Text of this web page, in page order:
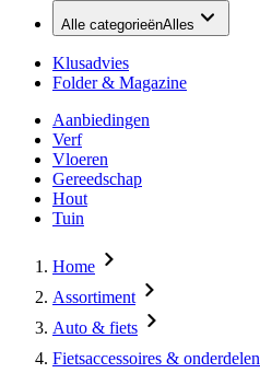
Alle categorieënAlles
Klusadvies
Folder & Magazine
Aanbiedingen
Verf
Vloeren
Gereedschap
Hout
Tuin
Home
Assortiment
Auto & fiets
Fietsaccessoires & onderdelen